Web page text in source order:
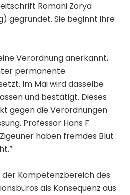
Romani Zorya
gegründet. Sie beginnt ihre
Verordnung anerkannt,
permanente
Im Mai wird dasselbe
und bestätigt. Dieses
gegen die Verordnungen
Professor Hans F.
haben fremdes Blut
der Kompetenzbereich des
als Konsequenz aus